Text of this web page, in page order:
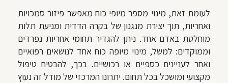
לעומת זאת, מינוי מספר מיופי כוח מאפשר פיזור סמכויות
ואחריות, תוך יצירת מנגנון של בקרה הדדית ומניעת תלות
מוחלטת באדם אחד. ניתן להגדיר תחומי אחריות נפרדים
וממוקדים: למשל, מינוי מיופה כוח אחד לנושאים רפואיים
ואחר לעניינים כספיים או רכושיים. בכך, להבטיח טיפול
מקצועי ומושכל בכל תחום. יתרונו המרכזי של מודל זה נעוץ